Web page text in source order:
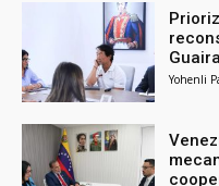
Guaira
Yohenli